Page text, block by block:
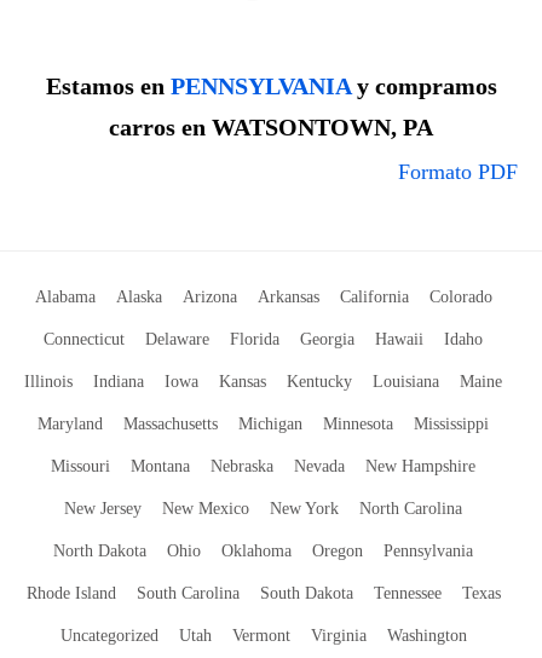
Estamos en PENNSYLVANIAy compramos
carros en WATSONTOWN, PA
Formato PDF
Alabama Alaska Arizona Arkansas California Colorado
Connecticut Delaware Florida Georgia Hawaii Idaho
Illinois Indiana Iowa Kansas Kentucky Louisiana Maine
Maryland Massachusetts Michigan Minnesota Mississippi
Missouri Montana Nebraska Nevada New Hampshire
New Jersey New Mexico New York North Carolina
North Dakota Ohio Oklahoma Oregon Pennsylvania
Rhode Island South Carolina South Dakota Tennessee Texas
Uncategorized Utah Vermont Virginia Washington